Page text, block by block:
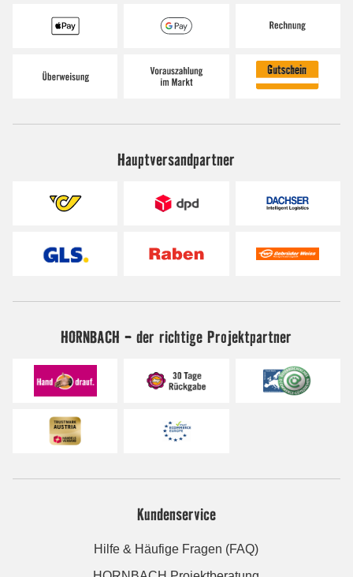
Hauptversandpartner
HORNBACH - der richtige Projektpartner
Kundenservice
Hilfe & Häufige Fragen (FAQ)